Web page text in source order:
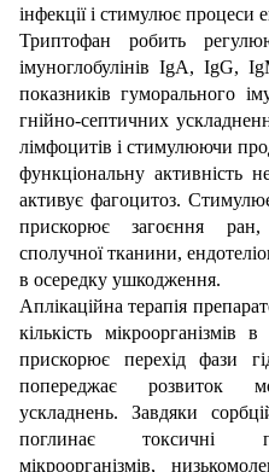
інфекції і стимулює процеси
Триптофан робить
імуноглобулінів IgA, IgG,
показників гуморального
гнійно-септичних
лімфоцитів і стимулюючи
функціональну активність
активує фагоцитоз.
прискорює загоєння ран,
сполучної тканини,
в осередку ушкодження.
Аплікаційна терапія
кількість мікроорганізмів
прискорює перехід фази
попереджає розвиток
ускладнень. Завдяки
поглинає токсичні
мікроорганізмів,